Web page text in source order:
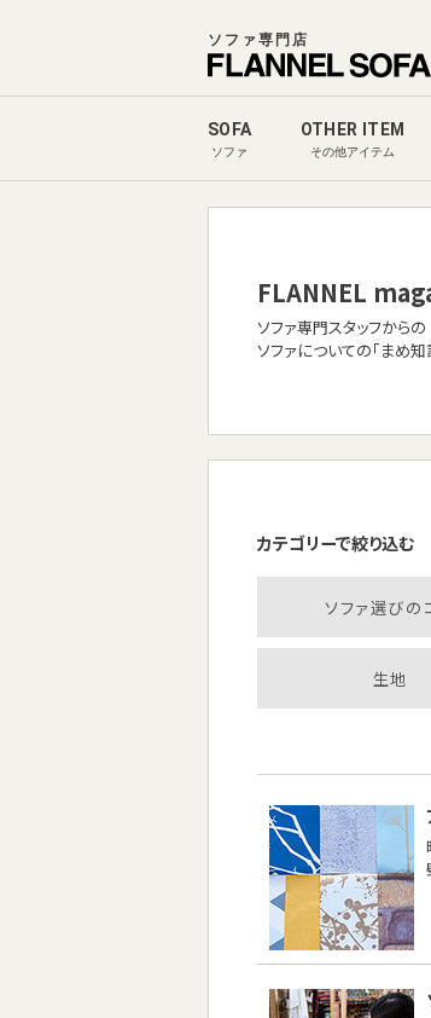
ソファ専門店
SOFA
ソファ
OTHER ITEM
その他アイテム
FLANNEL
ソファ専門スタッフからの
ソファについての「まめ知
カテゴリーで絞り込む
ソファ選びの
生地